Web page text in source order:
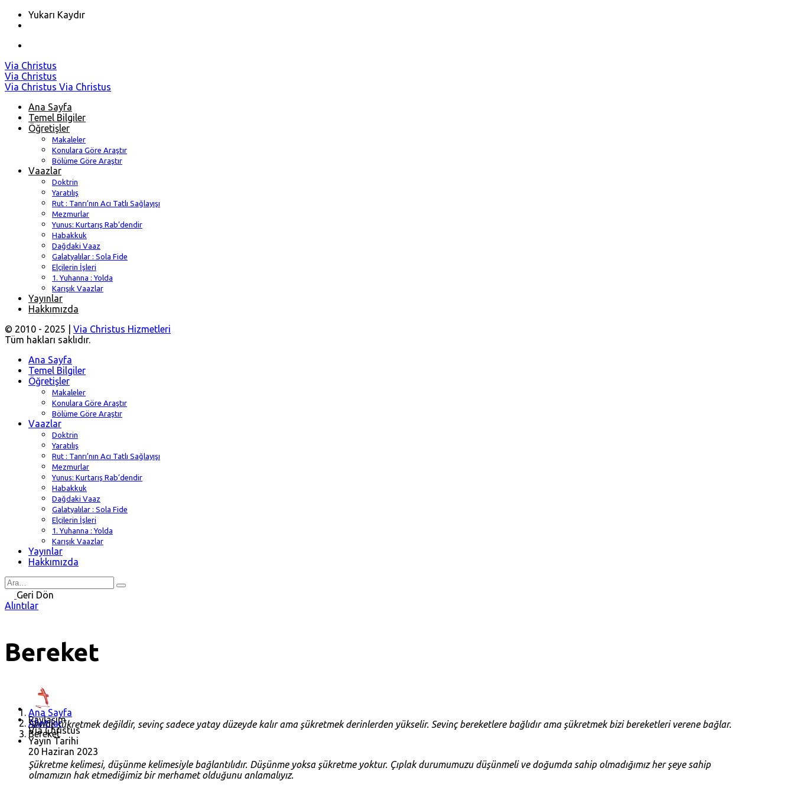
Yukarı Kaydır
Skip
to
content
Via Christus
Via Christus
Via Christus Via Christus
Ana Sayfa
Temel Bilgiler
Öğretişler
Makaleler
Konulara Göre Araştır
Bölüme Göre Araştır
Vaazlar
Doktrin
Yaratılış
Rut : Tanrı’nın Acı Tatlı Sağlayışı
Mezmurlar
Yunus: Kurtarış Rab’dendir
Habakkuk
Dağdaki Vaaz
Galatyalılar : Sola Fide
Elçilerin İşleri
1. Yuhanna : Yolda
Karışık Vaazlar
Yayınlar
Hakkımızda
© 2010 - 2025 | Via Christus Hizmetleri
Tüm hakları saklıdır.
Ana Sayfa
Temel Bilgiler
Öğretişler
Makaleler
Konulara Göre Araştır
Bölüme Göre Araştır
Vaazlar
Doktrin
Yaratılış
Rut : Tanrı’nın Acı Tatlı Sağlayışı
Mezmurlar
Yunus: Kurtarış Rab’dendir
Habakkuk
Dağdaki Vaaz
Galatyalılar : Sola Fide
Elçilerin İşleri
1. Yuhanna : Yolda
Karışık Vaazlar
Yayınlar
Hakkımızda
Search
forGeri Dön
Alıntılar
Bereket
Paylaşım
Via Christus
Yayın Tarihi
20 Haziran 2023
Ana Sayfa
Alıntılar
Bereket
Sevinç şükretmek değildir, sevinç sadece yatay düzeyde kalır ama şükretmek derinlerden yükselir. Sevinç bereketlere bağlıdır ama şükretmek bizi bereketleri verene bağlar.
Şükretme kelimesi, düşünme kelimesiyle bağlantılıdır. Düşünme yoksa şükretme yoktur. Çıplak durumumuzu düşünmeli ve doğumda sahip olmadığımız her şeye sahip
olmamızın hak etmediğimiz bir merhamet olduğunu anlamalıyız.